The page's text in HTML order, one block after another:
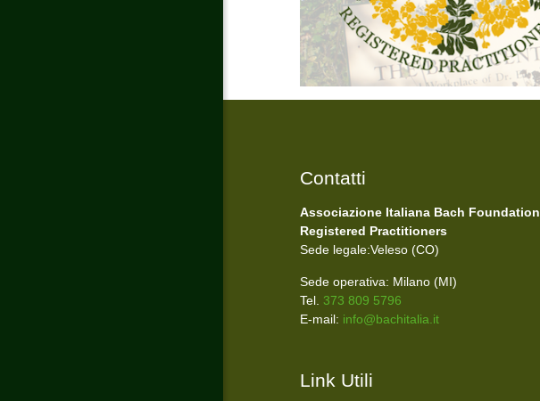
Contatti
Associazione Italiana Bach Foundation
Registered Practitioners
Sede legale:Veleso (CO)
Sede operativa: Milano (MI)
Tel.373 809 5796
E-mail: info@bachitalia.it
Link Utili